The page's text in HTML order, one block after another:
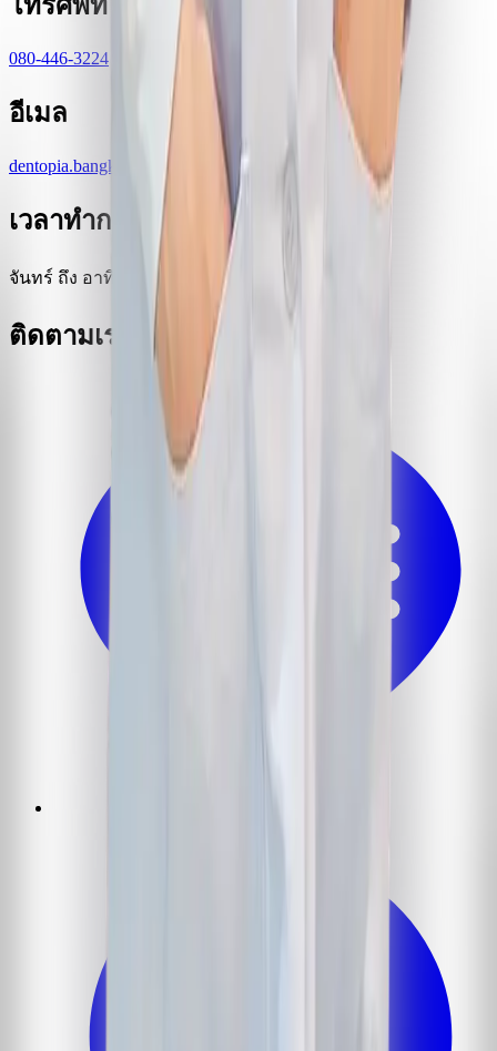
โทรศัพท์
080-446-3224
อีเมล
dentopia.bangkok@gmail.com
เวลาทำการ
จันทร์ ถึง อาทิตย์ 9:00–20:00 น.
ติดตามเรา